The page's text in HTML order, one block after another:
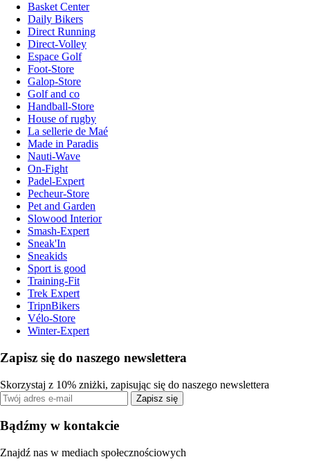
Basket Center
Daily Bikers
Direct Running
Direct-Volley
Espace Golf
Foot-Store
Galop-Store
Golf and co
Handball-Store
House of rugby
La sellerie de Maé
Made in Paradis
Nauti-Wave
On-Fight
Padel-Expert
Pecheur-Store
Pet and Garden
Slowood Interior
Smash-Expert
Sneak'In
Sneakids
Sport is good
Training-Fit
Trek Expert
TripnBikers
Vélo-Store
Winter-Expert
Zapisz się do naszego newslettera
Skorzystaj z 10% zniżki, zapisując się do naszego newslettera
Zapisz się
Bądźmy w kontakcie
Znajdź nas w mediach społecznościowych